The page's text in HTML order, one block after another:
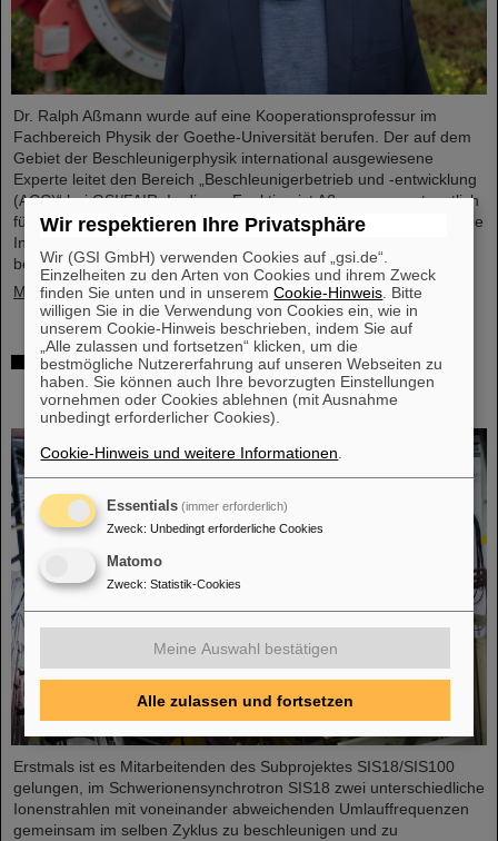
Dr. Ralph Aßmann wurde auf eine Kooperationsprofessur im
Fachbereich Physik der Goethe-Universität berufen. Der auf dem
Gebiet der Beschleunigerphysik international ausgewiesene
Experte leitet den Bereich „Beschleunigerbetrieb und -entwicklung
(ACC)“ bei GSI/FAIR. In dieser Funktion ist Aßmann verantwortlich
für den Betrieb der bestehenden Beschleunigeranlagen und für die
Integration und Inbetriebnahme der sich derzeit im Bau
befindlichen internationalen Teilchenbeschleunigeranlage FAIR.…
Mehr »
Gleichzeitige Beschleunigung von zwei
Ionenstrahlen: Einzigartiges Verfahren im
Ringbeschleuniger SIS18 demonstriert
Erstmals ist es Mitarbeitenden des Subprojektes SIS18/SIS100
gelungen, im Schwerionensynchrotron SIS18 zwei unterschiedliche
Ionenstrahlen mit voneinander abweichenden Umlauffrequenzen
gemeinsam im selben Zyklus zu beschleunigen und zu
Wir respektieren Ihre Privatsphäre
Wir (GSI GmbH) verwenden Cookies auf „gsi.de“.
Einzelheiten zu den Arten von Cookies und ihrem Zweck
finden Sie unten und in unseremCookie-Hinweis . Bitte
willigen Sie in die Verwendung von Cookies ein, wie in
unserem Cookie-Hinweis beschrieben, indem Sie auf
„Alle zulassen und fortsetzen“ klicken, um die
bestmögliche Nutzererfahrung auf unseren Webseiten zu
haben. Sie können auch Ihre bevorzugten Einstellungen
vornehmen oder Cookies ablehnen (mit Ausnahme
unbedingt erforderlicher Cookies).
Cookie-Hinweis und weitere Informationen
Essentials (immer erforderlich)
Zweck: Unbedingt erforderliche Cookies
Matomo
Zweck: Statistik-Cookies
Meine Auswahl bestätigen
Alle zulassen und fortsetzen